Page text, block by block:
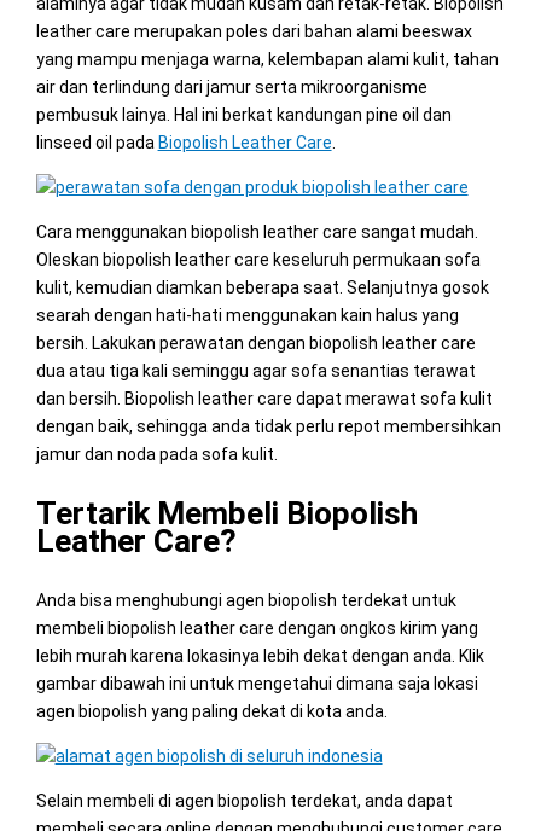
leather care merupakan poles dari bahan alami beeswax
yang mampu menjaga warna, kelembapan alami kulit, tahan
air dan terlindung dari jamur serta mikroorganisme
pembusuk lainya. Hal ini berkat kandungan pine oil dan
linseed oil pada Biopolish Leather Care
Cara menggunakan biopolish leather care sangat mudah.
Oleskan biopolish leather care keseluruh permukaan sofa
kulit, kemudian diamkan beberapa saat. Selanjutnya gosok
searah dengan hati-hati menggunakan kain halus yang
bersih. Lakukan perawatan dengan biopolish leather care
dua atau tiga kali seminggu agar sofa senantias terawat
dan bersih. Biopolish leather care dapat merawat sofa kulit
dengan baik, sehingga anda tidak perlu repot membersihkan
jamur dan noda pada sofa kulit.
Tertarik Membeli Biopolish
Leather Care?
Anda bisa menghubungi agen biopolish terdekat untuk
membeli biopolish leather care dengan ongkos kirim yang
lebih murah karena lokasinya lebih dekat dengan anda. Klik
gambar dibawah ini untuk mengetahui dimana saja lokasi
agen biopolish yang paling dekat di kota anda.
Selain membeli di agen biopolish terdekat, anda dapat